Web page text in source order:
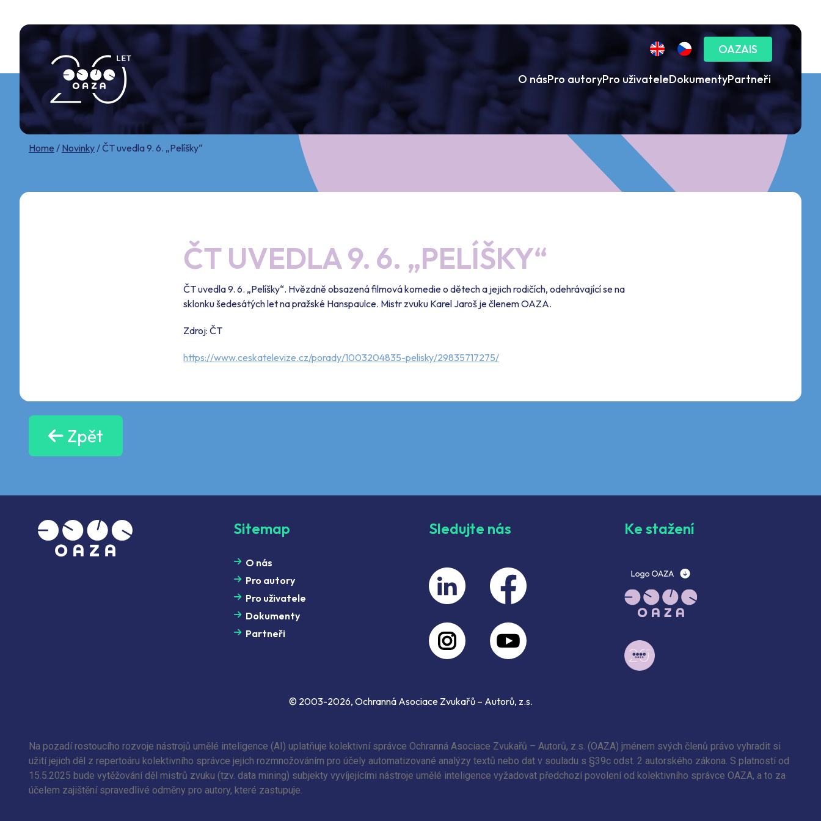
content
O násPro autoryPro uživateleDokumentyPartneři
OAZAIS
Home / Novinky/ČT uvedla 9. 6. „Pelíšky“
ČT UVEDLA 9. 6. „PELÍŠKY“
ČT uvedla 9. 6. „Pelíšky“. Hvězdně obsazená filmová komedie o dětech a jejich rodičích, odehrávající se na
sklonku šedesátých let na pražské Hanspaulce. Mistr zvuku Karel Jaroš je členem OAZA.
Zdroj: ČT
https://www.ceskatelevize.cz/porady/1003204835-pelisky/29835717275/
Zpět
Sitemap
O nás
Pro autory
Pro uživatele
Dokumenty
Partneři
Sledujte nás Ke stažení
© 2003-2026, Ochranná Asociace Zvukařů – Autorů, z.s.
Na pozadí rostoucího rozvoje nástrojů umělé inteligence (AI) uplatňuje kolektivní správce Ochranná Asociace Zvukařů – Autorů, z.s. (OAZA) jménem svých členů právo vyhradit si
užití jejich děl z repertoáru kolektivního správce jejich rozmnožováním pro účely automatizované analýzy textů nebo dat v souladu s §39c odst. 2 autorského zákona. S platností od
15.5.2025 bude vytěžování děl mistrů zvuku (tzv. data mining) subjekty vyvíjejícími nástroje umělé inteligence vyžadovat předchozí povolení od kolektivního správce OAZA, a to za
účelem zajištění spravedlivé odměny pro autory, které zastupuje.